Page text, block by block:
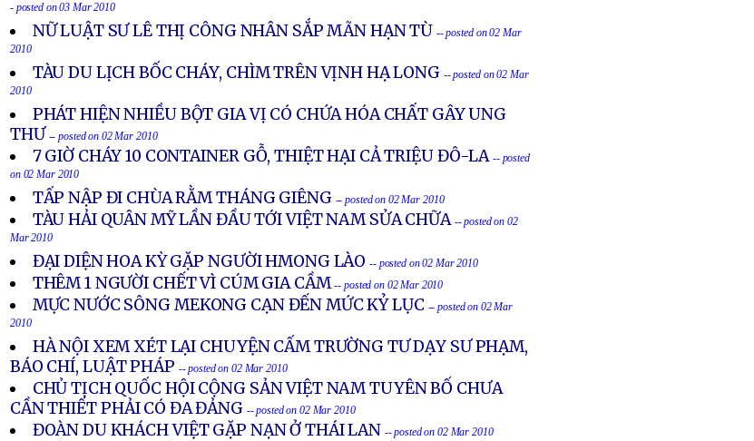
- posted on 03 Mar 2010
NỮ LUẬT SƯ LÊ THỊ CÔNG NHÂN SẮP MÃN HẠN TÙ -- posted on 02 Mar
2010
TÀU DU LỊCH BỐC CHÁY, CHÌM TRÊN VỊNH HẠ LONG -- posted on 02 Mar
2010
PHÁT HIỆN NHIỀU BỘT GIA VỊ CÓ CHỨA HÓA CHẤT GÂY UNG
THƯ -- posted on 02 Mar 2010
7 GIỜ CHÁY 10 CONTAINER GỖ, THIỆT HẠI CẢ TRIỆU ĐÔ-LA -- posted
on 02 Mar 2010
TẤP NẬP ĐI CHÙA RẰM THÁNG GIÊNG -- posted on 02 Mar 2010
TÀU HẢI QUÂN MỸ LẦN ĐẦU TỚI VIỆT NAM SỬA CHỮA -- posted on 02
Mar 2010
ĐẠI DIỆN HOA KỲ GẶP NGƯỜI HMONG LÀO -- posted on 02 Mar 2010
THÊM 1 NGƯỜI CHẾT VÌ CÚM GIA CẦM -- posted on 02 Mar 2010
MỰC NƯỚC SÔNG MEKONG CẠN ĐẾN MỨC KỶ LỤC -- posted on 02 Mar
2010
HÀ NỘI XEM XÉT LẠI CHUYỆN CẤM TRƯỜNG TƯ DẠY SƯ PHẠM,
BÁO CHÍ, LUẬT PHÁP -- posted on 02 Mar 2010
CHỦ TỊCH QUỐC HỘI CỘNG SẢN VIỆT NAM TUYÊN BỐ CHƯA
CẦN THIẾT PHẢI CÓ ĐA ĐẢNG -- posted on 02 Mar 2010
ĐOÀN DU KHÁCH VIỆT GẶP NẠN Ở THÁI LAN -- posted on 02 Mar 2010